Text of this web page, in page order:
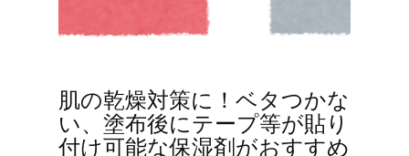
肌の乾燥対策に！ベタつかな
い、塗布後にテープ等が貼り
付け可能な保湿剤がおすすめ